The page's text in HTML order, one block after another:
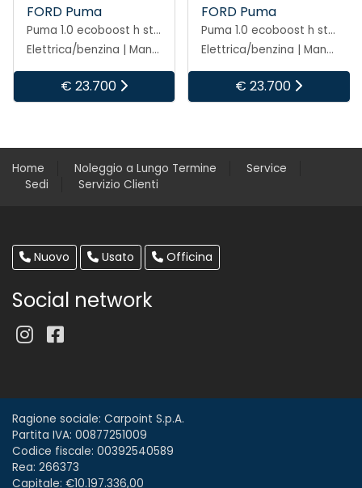
FORD Puma
Puma 1.0 ecoboost h st-line 125cv
Elettrica/benzina | Manuale
€ 23.700
FORD Puma
Puma 1.0 ecoboost h st-line 125cv
Elettrica/benzina | Manuale
€ 23.700
Home Noleggio a Lungo Termine
Service
Sedi
Servizio Clienti
Nuovo Usato Officina
Social network
Ragione sociale: Carpoint S.p.A.
Partita IVA: 00877251009
Codice fiscale: 00392540589
Rea: 266373
Capitale: €10.197.336,00